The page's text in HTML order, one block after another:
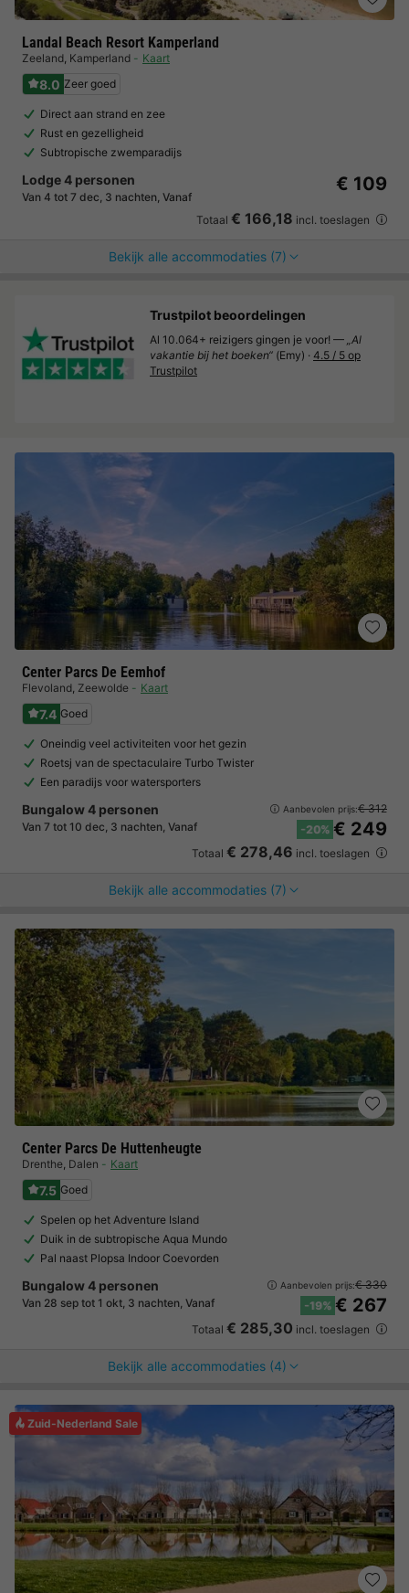
Landal Beach Resort Kamperland
Zeeland, Kamperland Kaart
8.0 Zeer goed
Direct aan strand en zee
Rust en gezelligheid
Subtropische zwemparadijs
Lodge 4 personen
Van 4 tot 7 dec, 3 nachten, Vanaf
€ 109
Totaal € 166,18 incl. toeslagen
Bekijk alle accommodaties (7)
Center Parcs De Eemhof
Flevoland, Zeewolde Kaart
7.4 Goed
Oneindig veel activiteiten voor het gezin
Roetsj van de spectaculaire Turbo Twister
Een paradijs voor watersporters
Bungalow 4 personen
Van 7 tot 10 dec, 3 nachten, Vanaf
Aanbevolen prijs:€ 312
-20% € 249
Totaal € 278,46 incl. toeslagen
Bekijk alle accommodaties (7)
Center Parcs De Huttenheugte
Drenthe, Dalen Kaart
7.5 Goed
Spelen op het Adventure Island
Duik in de subtropische Aqua Mundo
Pal naast Plopsa Indoor Coevorden
Bungalow 4 personen
Van 28 sep tot 1 okt, 3 nachten, Vanaf
Aanbevolen prijs:€ 330
-19% € 267
Totaal € 285,30 incl. toeslagen
Bekijk alle accommodaties (4)
Zuid-Nederland Sale
Trustpilot beoordelingen
Al 10.064+ reizigers gingen je voor! — „Al
vakantie bij het boeken“ (Emy) · 4.5 / 5 op
Trustpilot